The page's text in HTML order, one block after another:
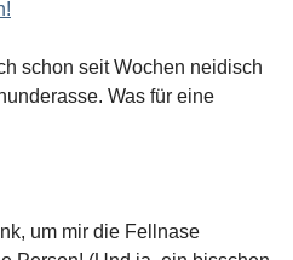
schon seit Wochen neidisch
Was für eine
um mir die Fellnase